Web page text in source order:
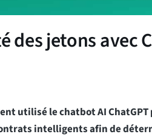
des jetons avec
utilisé le chatbot AI
intelligents afin de